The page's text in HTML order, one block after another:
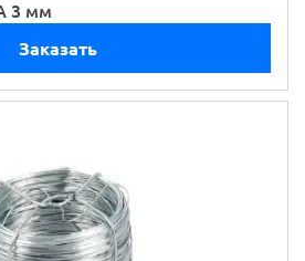
3 мм
Заказать